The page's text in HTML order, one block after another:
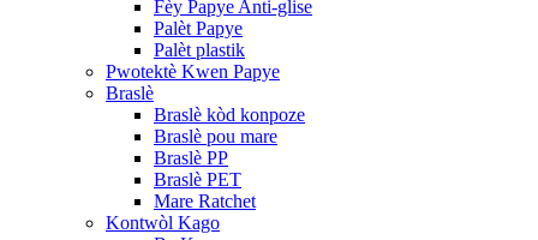
Fèy Papye Anti-glise
Palèt Papye
Palèt plastik
Pwotektè Kwen Papye
Braslè
Braslè kòd konpoze
Braslè pou mare
Braslè PP
Braslè PET
Mare Ratchet
Kontwòl Kago